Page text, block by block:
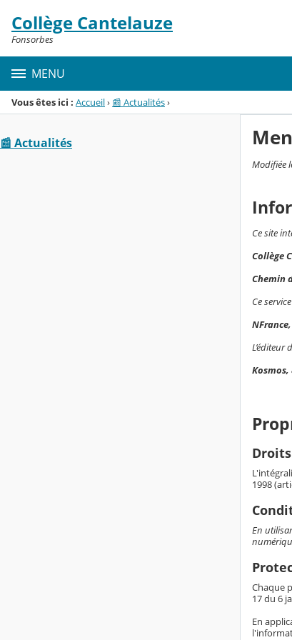
Menu de la rubrique
Contenu
Collège Cantelauze
Fonsorbes
MENU
Vous êtes ici : Accueil› 📰 Actualités›
📰 Actualités
Modifiée
Ce site
Collège
Chemin
Ce
NFrance,
L’éditeur
Kosmos,
1998
En
Chaque
17 du 6
En